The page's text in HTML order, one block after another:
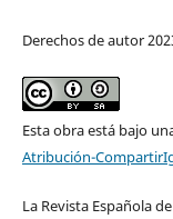
Derechos de autor
Esta obra está bajo
Atribución-
La Revista Española